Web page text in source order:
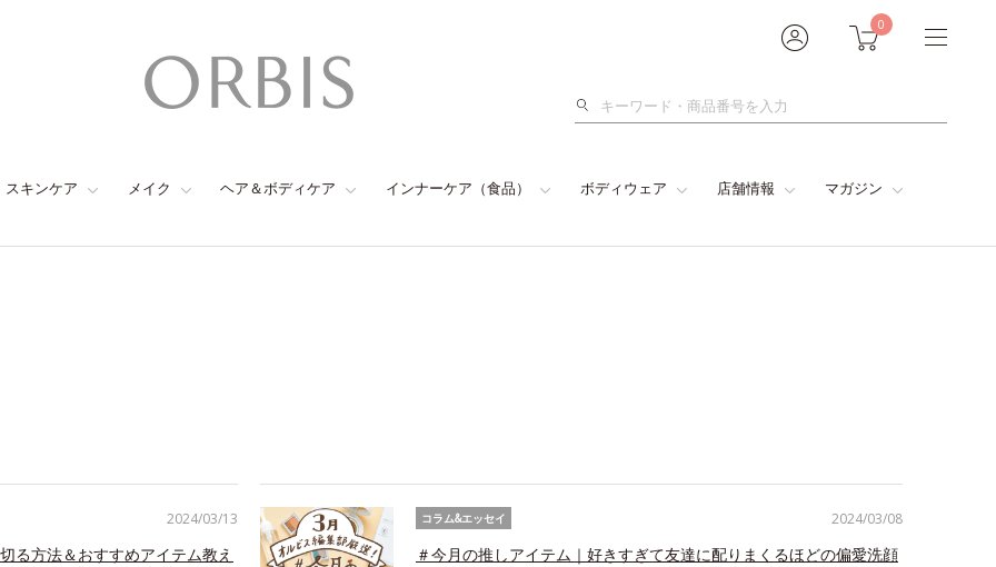
0
検
スキンケア メイク ヘア＆ボディケア インナーケア（食品） ボディウェア 店舗情報 マガジン
2024/03/13
る方法＆おすすめアイテム教え
2024/03/08
コラム&エッセイ
＃今月の推しアイテム｜好きすぎて友達に配りまくるほどの偏愛洗顔